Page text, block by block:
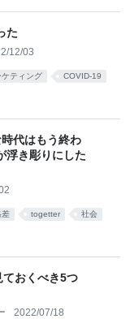
た
12/03
ケティング COVID-19
代はもう終わ
浮き彫りにした
差 togetter 社会
おくべき5つ
2022/07/18